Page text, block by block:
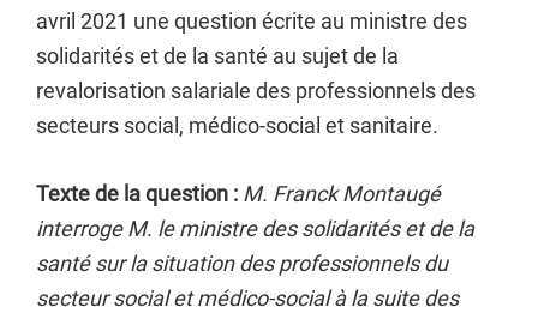
avril 2021 une question écrite au ministre des
solidarités et de la santé au sujet de la
revalorisation salariale des professionnels des
secteurs social, médico-social et sanitaire.
Texte de la question : M. Franck Montaugé
interroge M. le ministre des solidarités et de la
santé sur la situation des professionnels du
secteur social et médico-social à la suite des